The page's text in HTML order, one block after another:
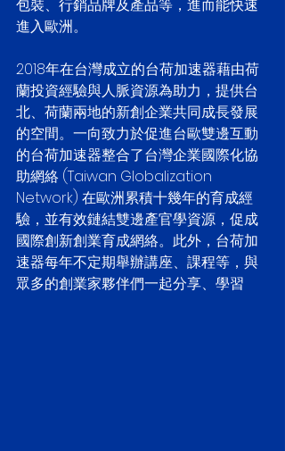
包裝、行銷品牌及產品等，進而能快速
進入歐洲。
2018年在台灣成立的台荷加速器藉由荷
蘭投資經驗與人脈資源為助力，提供台
北、荷蘭兩地的新創企業共同成長發展
的空間。一向致力於促進台歐雙邊互動
的台荷加速器整合了台灣企業國際化協
助網絡 (Taiwan Globalization
Network) 在歐洲累積十幾年的育成經
驗，並有效鏈結雙邊產官學資源，促成
國際創新創業育成網絡。此外，台荷加
速器每年不定期舉辦講座、課程等，與
眾多的創業家夥伴們一起分享、學習